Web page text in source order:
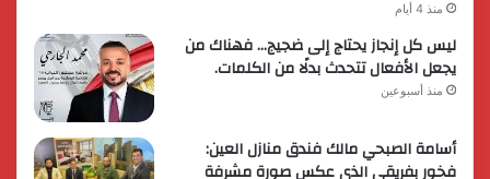
منذ 4 أيام
ليس كل إنجاز يحتاج إلى ضجيج… فهناك من
يجعل الأفعال تتحدث بدلًا من الكلمات.
منذ أسبوعين
أسامة الصبحي مالك فندق منازل العين:
فخور بفريقي الذي عكس صورة مشرفة